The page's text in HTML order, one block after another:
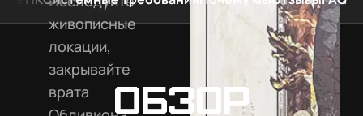
живописные
локации,
закрывайте
врата
Обзор